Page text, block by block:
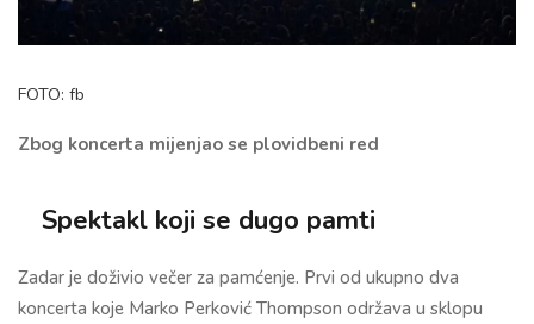
FOTO: fb
Zbog koncerta mijenjao se plovidbeni red
Spektakl koji se dugo pamti
Zadar je doživio večer za pamćenje. Prvi od ukupno dva
koncerta koje Marko Perković Thompson održava u sklopu